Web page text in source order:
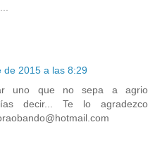
de 2015 a las 8:29
uno que no sepa a agrio
decir... Te lo agradezco